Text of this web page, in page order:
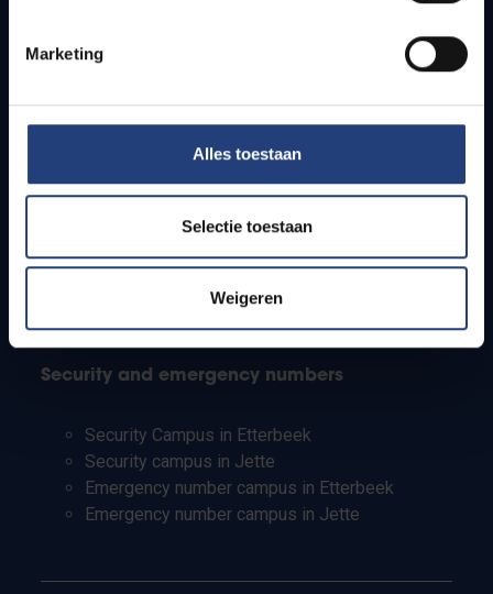
Marketing
Alles toestaan
Selectie toestaan
Weigeren
Students
PhD students
Teachers and secondary schools
Working students
Security and emergency numbers
Security Campus in Etterbeek
Security campus in Jette
Emergency number campus in Etterbeek
Emergency number campus in Jette